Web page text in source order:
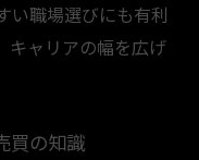
い職場選びにも有利
キャリアの幅を広げ
買の知識